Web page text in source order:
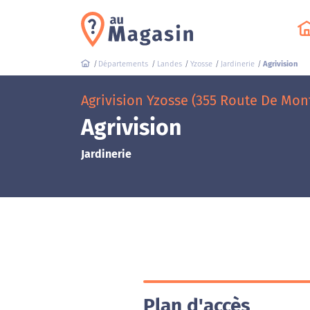
Départements Landes Yzosse Jardinerie Agrivision
Agrivision Yzosse (355 Route De
Agrivision
Jardinerie